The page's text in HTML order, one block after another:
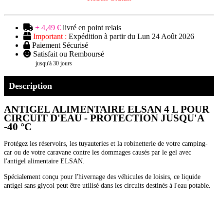
+ 4,49 € livré en point relais
Important : Expédition à partir du Lun 24 Août 2026
Paiement Sécurisé
Satisfait ou Remboursé
jusqu'à 30 jours
Description
ANTIGEL ALIMENTAIRE ELSAN 4 L POUR
CIRCUIT D'EAU - PROTECTION JUSQU'A
-40 °C
Protégez les réservoirs, les tuyauteries et la robinetterie de votre camping-
car ou de votre caravane contre les dommages causés par le gel avec
l'antigel alimentaire ELSAN.
Spécialement conçu pour l'hivernage des véhicules de loisirs, ce liquide
antigel sans glycol peut être utilisé dans les circuits destinés à l'eau potable.